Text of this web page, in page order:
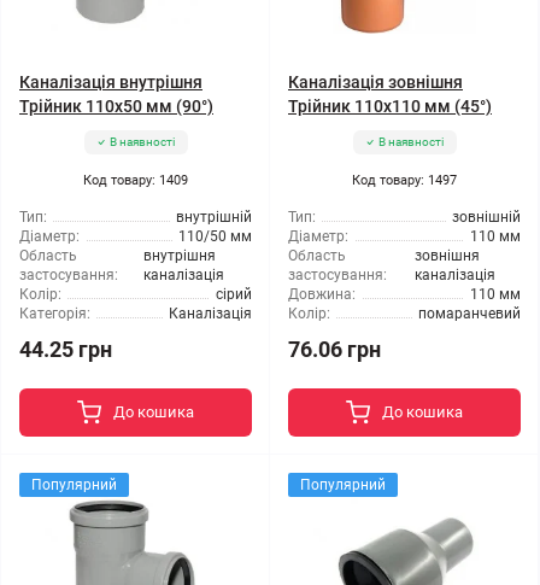
Каналізація внутрішня
Трійник 110x50 мм (90°)
В наявності
Код товару: 1409
Тип:
внутрішній
Діаметр:
110/50 мм
Область
застосування:
внутрішня
каналізація
Колір:
сірий
Категорія:
Каналізація
44.25 грн
До кошика
Каналізація зовнішня
Трійник 110x110 мм (45°)
В наявності
Код товару: 1497
Тип:
зовнішній
Діаметр:
110 мм
Область
застосування:
зовнішня
каналізація
Довжина:
110 мм
Колір:
помаранчевий
76.06 грн
До кошика
Популярний Популярний